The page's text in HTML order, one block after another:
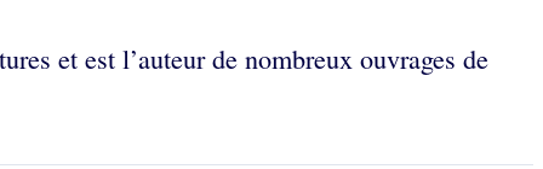
et est l’auteur de nombreux ouvrages de